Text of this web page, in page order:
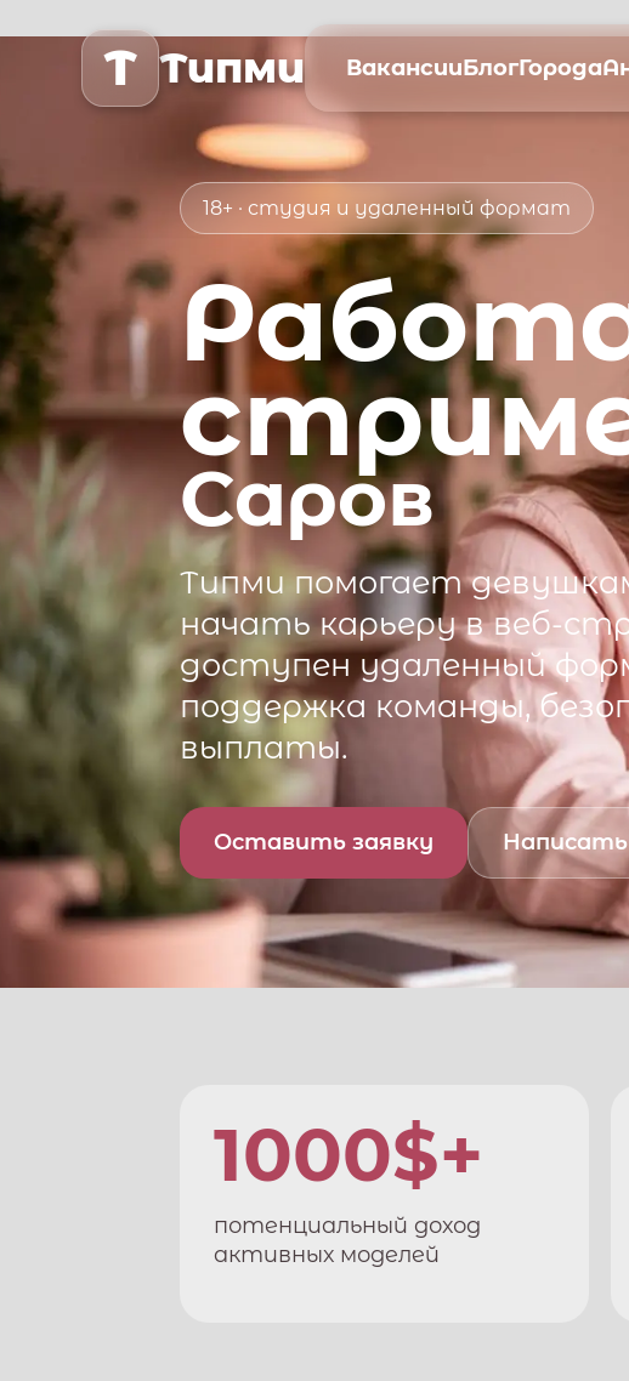
T Типми ВакансииБлогГорода
18+ · студия и удаленный формат
Саров
Типмипомогает
начать карьеру в веб-
доступен удаленный
поддержка команды,
выплаты.
Оставить заявку Написать
1000$+
потенциальный доход
активных моделей